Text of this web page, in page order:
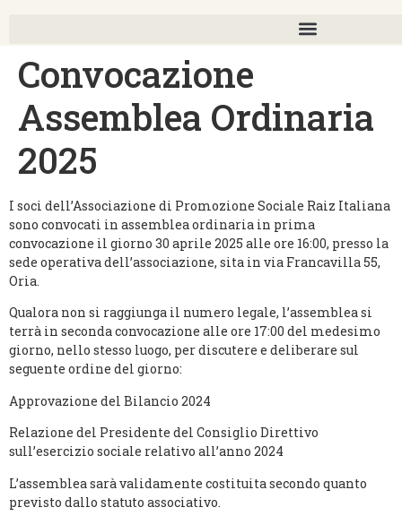
Convocazione
Assemblea Ordinaria
2025
I soci dell’Associazione di Promozione Sociale Raiz Italiana
sono convocati in assemblea ordinaria in prima
convocazione il giorno 30 aprile 2025 alle ore 16:00, presso la
sede operativa dell’associazione, sita in via Francavilla 55,
Oria.
Qualora non si raggiunga il numero legale, l’assemblea si
terrà in seconda convocazione alle ore 17:00 del medesimo
giorno, nello stesso luogo, per discutere e deliberare sul
seguente ordine del giorno:
Approvazione del Bilancio 2024
Relazione del Presidente del Consiglio Direttivo
sull’esercizio sociale relativo all’anno 2024
L’assemblea sarà validamente costituita secondo quanto
previsto dallo statuto associativo.